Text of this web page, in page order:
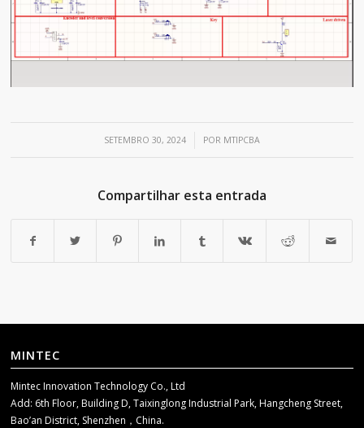
SETEMBRO 30, 2024
/ POR MTIPCBA
Compartilhar esta entrada
MINTEC
Mintec Innovation Technology Co., Ltd
Add: 6th Floor, Building D, Taixinglong Industrial Park, Hangcheng Street,
Bao’an District, Shenzhen，China.